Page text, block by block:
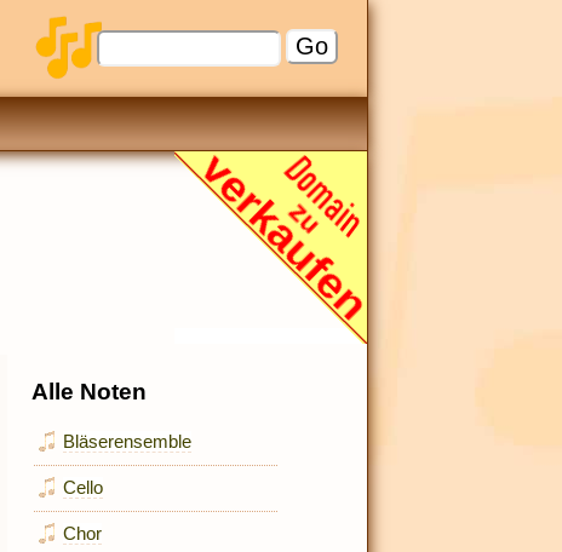
Alle Noten
Bläserensemble
Cello
Chor